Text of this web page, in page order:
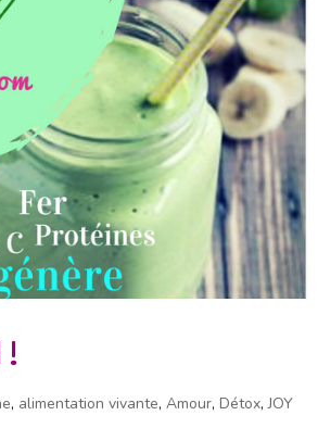
!
, alimentation vivante,Amour,Détox,JOY